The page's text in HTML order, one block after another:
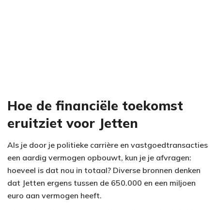
Hoe de financiële toekomst
eruitziet voor Jetten
Als je door je politieke carrière en vastgoedtransacties
een aardig vermogen opbouwt, kun je je afvragen:
hoeveel is dat nou in totaal? Diverse bronnen denken
dat Jetten ergens tussen de 650.000 en een miljoen
euro aan vermogen heeft.